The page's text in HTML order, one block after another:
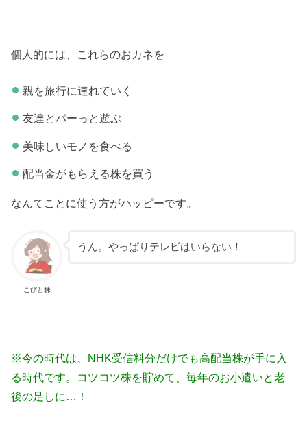
個人的には、これらのおカネを
親を旅行に連れていく
友達とパーっと遊ぶ
美味しいモノを食べる
配当金がもらえる株を買う
なんてことに使う方がハッピーです。
こびと株
うん。やっぱりテレビはいらない！
※今の時代は、NHK受信料分だけでも高配当株が手に入
る時代です。コツコツ株を貯めて、毎年のお小遣いと老
後の足しに…！